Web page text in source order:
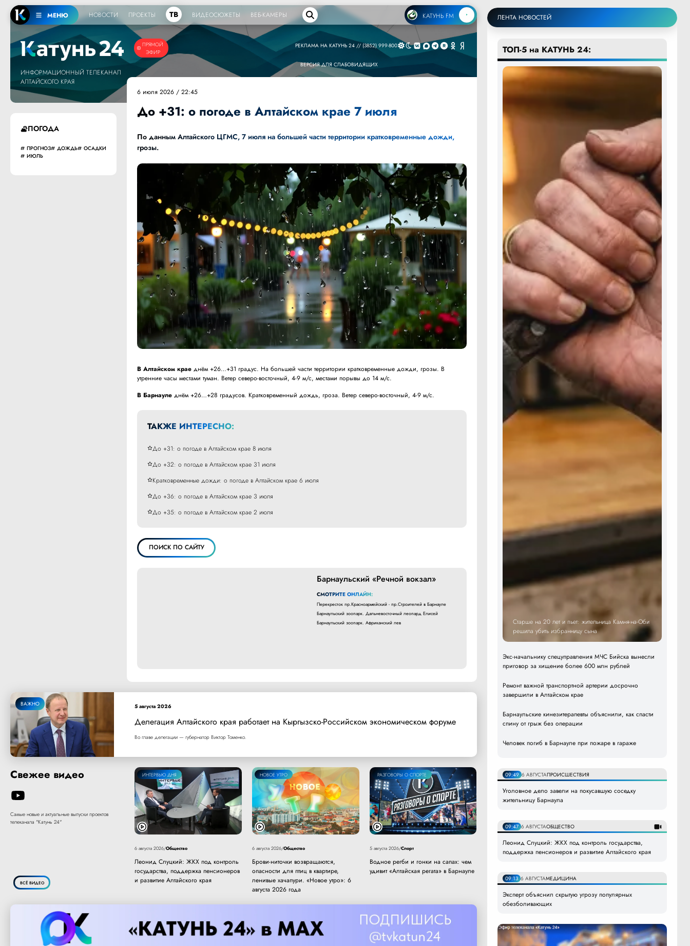
МЕНЮ НОВОСТИ ПРОЕКТЫ ТВ ВИДЕОСЮЖЕТЫ ВЕБ-КАМЕРЫ КАТУНЬ FM
ПРЯМОЙ
ЭФИР
ИНФОРМАЦИОННЫЙ ТЕЛЕКАНАЛ
АЛТАЙСКОГО КРАЯ
РЕКЛАМА НА КАТУНЬ 24 // (3852) 999-800
ВЕРСИЯ ДЛЯ СЛАБОВИДЯЩИХ
ПОГОДА
ПРОГНОЗ ДОЖДЬ
ОСАДКИ
ИЮЛЬ
6 июля 2026 / 22:45
До +31: о погоде в Алтайском крае 7 июля
По даннымАлтайского ЦГМС, 7 июля на большей части территории кратковременные дожди,
грозы.
В Алтайском крае днём +26…+31 градус. На большей части территории кратковременные дожди, грозы. В
утренние часы местами туман. Ветер северо-восточный, 4-9 м/с, местами порывы до 14 м/с.
В Барнауле днём +26…+28 градусов. Кратковременный дождь, гроза. Ветер северо-восточный, 4-9 м/с.
ТАКЖЕ ИНТЕРЕСНО:
До +31: о погоде в Алтайском крае 8 июля
До +32: о погоде в Алтайском крае 31 июля
Кратковременные дожди: о погоде в Алтайском крае 6 июля
До +36: о погоде в Алтайском крае 3 июля
До +35: о погоде в Алтайском крае 2 июля
ПОИСК ПО САЙТУ
Барнаульский «Речной вокзал»
СМОТРИТЕ ОНЛАЙН:
Перекресток пр.Красноармейский - пр.Строителей в Барнауле
Барнаульский зоопарк. Дальневосточный леопард Елисей
Барнаульский зоопарк. Африканский лев
ВАЖНО 5 августа 2026
Делегация Алтайского края работает на Кыргызско-Российском экономическом форуме
Во главе делегации — губернатор Виктор Томенко.
Свежее видео
Самые новые и актуальные выпуски проектов
телеканала "Катунь 24"
ВСЁ ВИДЕО
ИНТЕРВЬЮ ДНЯ
6 августа 2026/Общество
Леонид Слуцкий: ЖКХ под контроль
государства, поддержка пенсионеров
и развитие Алтайского края
НОВОЕ УТРО
6 августа 2026/Общество
Брови-ниточки возвращаются,
опасности для птиц в квартире,
ленивые хачапури. «Новое утро»: 6
августа 2026 года
РАЗГОВОРЫ О СПОРТЕ
5 августа 2026/Спорт
Водное регби и гонки на сапах: чем
удивит «Алтайская регата» в Барнауле
ЛЕНТА НОВОСТЕЙ
ТОП-5 на КАТУНЬ 24:
Старше на 20 лет и пьет: жительница Камня-на-Оби
решила убить избранницу сына
Экс-начальнику спецуправления МЧС Бийска вынесли
приговор за хищение более 600 млн рублей
Ремонт важной транспортной артерии досрочно
завершили в Алтайском крае
Барнаульские кинезитерапевты объяснили, как спасти
спину от грыж без операции
Человек погиб в Барнауле при пожаре в гараже
09:49 6 АВГУСТАПРОИСШЕСТВИЯ
Уголовное дело завели на покусавшую соседку
жительницу Барнаула
09:47 6 АВГУСТАОБЩЕСТВО
Леонид Слуцкий: ЖКХ под контроль государства,
поддержка пенсионеров и развитие Алтайского края
09:13 6 АВГУСТАМЕДИЦИНА
Эксперт объяснил скрытую угрозу популярных
обезболивающих